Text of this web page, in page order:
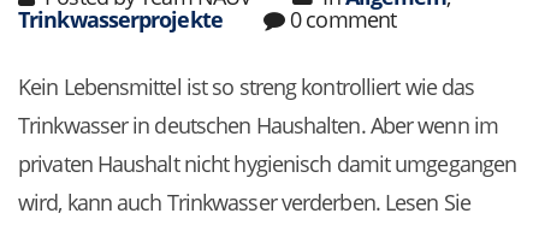
Trinkwasserprojekte 0 comment
Kein Lebensmittel ist so streng kontrolliert wie das
Trinkwasser in deutschen Haushalten. Aber wenn im
privaten Haushalt nicht hygienisch damit umgegangen
wird, kann auch Trinkwasser verderben. Lesen Sie